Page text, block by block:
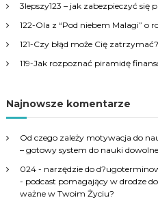
o
r
3lepszy123 – jak zabezpieczyć się
122-Ola z “Pod niebem Malagi” o
121-Czy błąd może Cię zatrzymać?
119-Jak rozpoznać piramidę
Najnowsze komentarze
Od czego zależy motywacja do
– gotowy system do nauki
024 - narzędzie do
- podcast pomagający w drodze do
ważne w Twoim Życiu?